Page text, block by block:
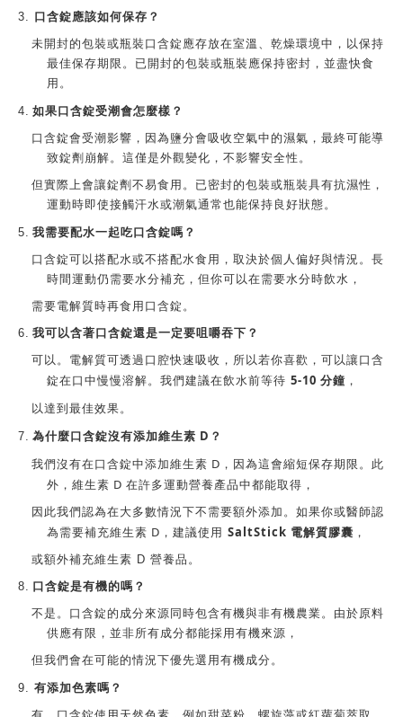
3. 口含錠應該如何保存？
未開封的包裝或瓶裝 口含錠 應存放在室溫、乾燥環境中，以保持
最佳保存期限。已開封的包裝或瓶裝應保持密封，並盡快食
用。
4. 如果口含錠受潮會怎麼樣？
口含錠會受潮影響，因為鹽分會吸收空氣中的濕氣，最終可能導
致錠劑崩解。這僅是外觀變化，不影響安全性。
但實際上會讓錠劑不易食用。已密封的包裝或瓶裝具有抗濕性，
運動時即使接觸汗水或潮氣通常也能保持良好狀態。
5. 我需要配水一起吃口含錠嗎？
口含錠可以搭配水或不搭配水食用，取決於個人偏好與情況。長
時間運動仍需要水分補充，但你可以在需要水分時飲水，
需要電解質時再食用口含錠 。
6. 我可以含著口含錠還是一定要咀嚼吞下？
可以。電解質可透過口腔快速吸收，所以若你喜歡，可以讓口含
錠在口中慢慢溶解。我們建議在飲水前等待 5-10 分鐘 ，
以達到最佳效果。
7. 為什麼口含錠沒有添加維生素 D ？
我們沒有在口含錠中添加維生素 D ，因為這會縮短保存期限。此
外，維生素 D 在許多運動營養產品中都能取得，
因此我們認為在大多數情況下不需要額外添加。 如果你或醫師認
為需要補充維生素 D ，建議使用 SaltStick 電解質膠囊 ，
或額外補充維生素 D 營養品。
8. 口含錠是有機的嗎？
不是。 口含錠 的成分來源同時包含有機與非有機農業。由於原料
供應有限，並非所有成分都能採用有機來源，
但我們會在可能的情況下優先選用有機成分。
9. 有添加色素嗎？